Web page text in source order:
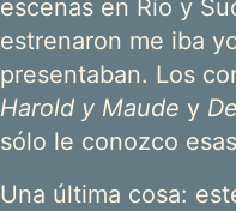
escenas en Río y
estrenaron me iba
presentaban. Los
Harold y Maude y
sólo le conozco
Una última cosa: